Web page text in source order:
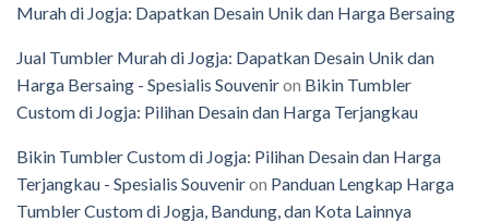
Murah di Jogja: Dapatkan Desain Unik dan Harga Bersaing
Jual Tumbler Murah di Jogja: Dapatkan Desain Unik dan
Harga Bersaing - Spesialis Souveniron Bikin Tumbler
Custom di Jogja: Pilihan Desain dan Harga Terjangkau
Bikin Tumbler Custom di Jogja: Pilihan Desain dan Harga
Terjangkau - Spesialis Souveniron Panduan Lengkap Harga
Tumbler Custom di Jogja, Bandung, dan Kota Lainnya